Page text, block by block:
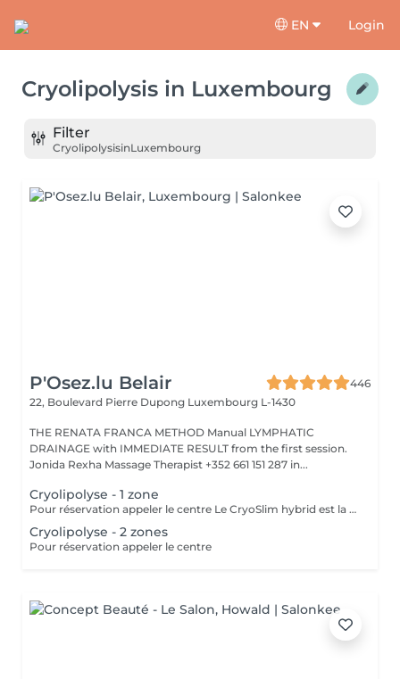
EN Login
Cryolipolysis in Luxembourg
Filter
CryolipolysisinLuxembourg
P'Osez.lu Belair
446
22, Boulevard Pierre Dupong Luxembourg L-1430
THE RENATA FRANCA METHOD Manual LYMPHATIC
DRAINAGE with IMMEDIATE RESULT from the first session.
Jonida Rexha Massage Therapist +352 661 151 287 in...
Cryolipolyse - 1 zone
Pour réservation appeler le centre Le CryoSlim hybrid est la nouvelle génération de Cryolipolyse médicale (traitement des cellules de graisse par le froid). CryoSlim hybrid est le seul appareil d'amincissement à garantir les résultats minceur cliniquement supérieurs à la moyenne et exclusivement avec des températures de traitement saines et sans danger pour l'organisme. Ce traitement concerne les hommes et les femmes qui présentent une ou plusieurs zones localisées souvent résistantes aux efforts de régime et sport : ventre, poignées d'amour, culotte de cheval, intérieur des cuisses, genoux, bras, dos.
Cryolipolyse - 2 zones
Pour réservation appeler le centre